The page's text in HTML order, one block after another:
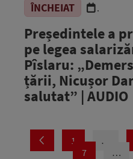
ÎNCHEIAT .
Președintele a
pe legea
Pîslaru:
țării, Nicușor
salutat” | AUDIO
1 …
7
…